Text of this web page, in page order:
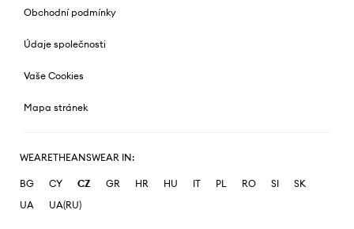
Obchodní podmínky
Údaje společnosti
Vaše Cookies
Mapa stránek
WEARETHEANSWEAR IN:
BG CY CZ GR HR HU IT PL RO SI
SK
UA
UA(RU)